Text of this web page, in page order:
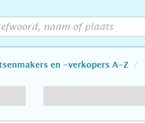
en -verkopers A-Z